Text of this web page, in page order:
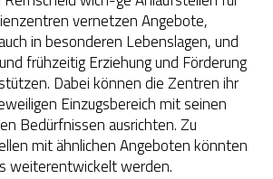
vernetzen Angebote,
in besonderen Lebenslagen, und
frühzeitig Erziehung und Förderung
Dabei können die Zentren ihr
Einzugsbereich mit seinen
Bedürfnissen ausrichten. Zu
mit ähnlichen Angeboten könnten
weiterentwickelt werden.